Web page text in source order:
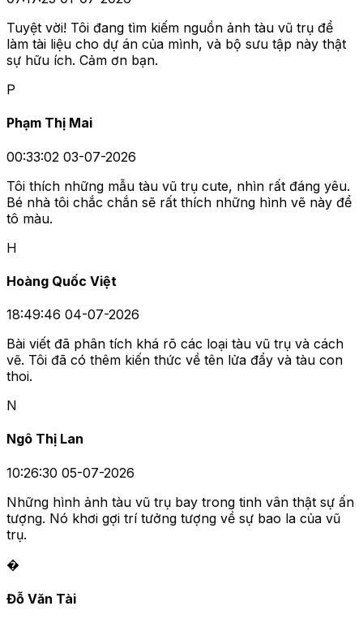
Tuyệt vời! Tôi đang tìm kiếm nguồn ảnh tàu vũ trụ để
làm tài liệu cho dự án của mình, và bộ sưu tập này thật
sự hữu ích. Cảm ơn bạn.
P
Phạm Thị Mai
00:33:02 03-07-2026
Tôi thích những mẫu tàu vũ trụ cute, nhìn rất đáng yêu.
Bé nhà tôi chắc chắn sẽ rất thích những hình vẽ này để
tô màu.
H
Hoàng Quốc Việt
18:49:46 04-07-2026
Bài viết đã phân tích khá rõ các loại tàu vũ trụ và cách
vẽ. Tôi đã có thêm kiến thức về tên lửa đẩy và tàu con
thoi.
N
Ngô Thị Lan
10:26:30 05-07-2026
Những hình ảnh tàu vũ trụ bay trong tinh vân thật sự ấn
tượng. Nó khơi gợi trí tưởng tượng về sự bao la của vũ
trụ.
�
Đỗ Văn Tài